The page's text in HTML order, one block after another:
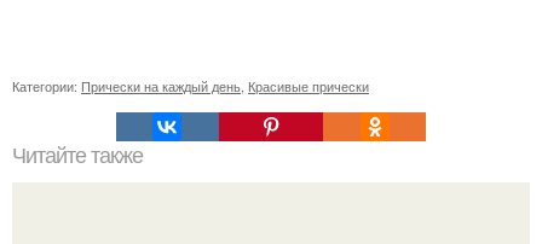
Категории: Прически на каждый день Красивые прически
Читайте также